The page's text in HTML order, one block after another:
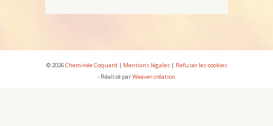
© 2026Cheminée Coquard | Mentions légales | Refuser les cookies
- Réalisé parWeaver création